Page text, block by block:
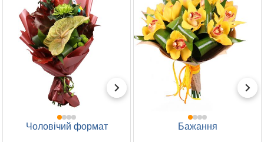
Чоловічий формат Бажання